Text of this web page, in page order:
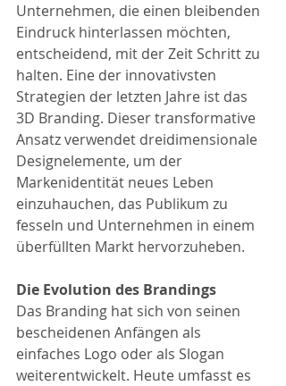
Unternehmen, die einen bleibenden
Eindruck hinterlassen möchten,
entscheidend, mit der Zeit Schritt zu
halten. Eine der innovativsten
Strategien der letzten Jahre ist das
3D Branding. Dieser transformative
Ansatz verwendet dreidimensionale
Designelemente, um der
Markenidentität neues Leben
einzuhauchen, das Publikum zu
fesseln und Unternehmen in einem
überfüllten Markt hervorzuheben.
Die Evolution des Brandings
Das Branding hat sich von seinen
bescheidenen Anfängen als
einfaches Logo oder als Slogan
weiterentwickelt. Heute umfasst es